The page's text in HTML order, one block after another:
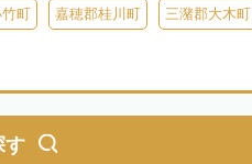
町 嘉穂郡桂川町 三潴郡大木町
京都郡みやこ町 築上郡吉富町
す